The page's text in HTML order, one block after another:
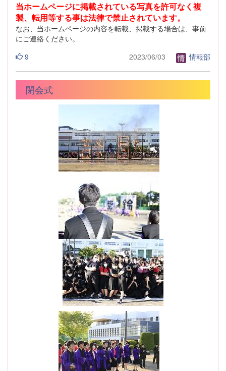
当ホームページに掲載されている写真を許可なく複
製、転用等する事は法律で禁止されています。
なお、当ホームページの内容を転載、掲載する場合は、事前
にご連絡ください。
9
2023/06/03 情報部
閉会式